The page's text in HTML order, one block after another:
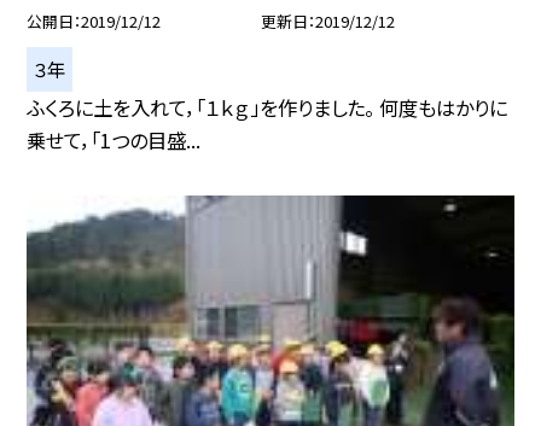
公開日 2019/12/12 更新日 2019/12/12
３年
ふくろに土を入れて，「１ｋｇ」を作りました。 何度もはかりに
乗せて，「1つの目盛...